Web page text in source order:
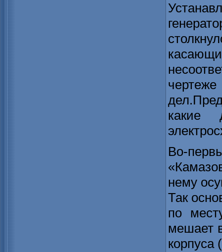
какие
Во-
нему
Так
по
мешает
корпуса